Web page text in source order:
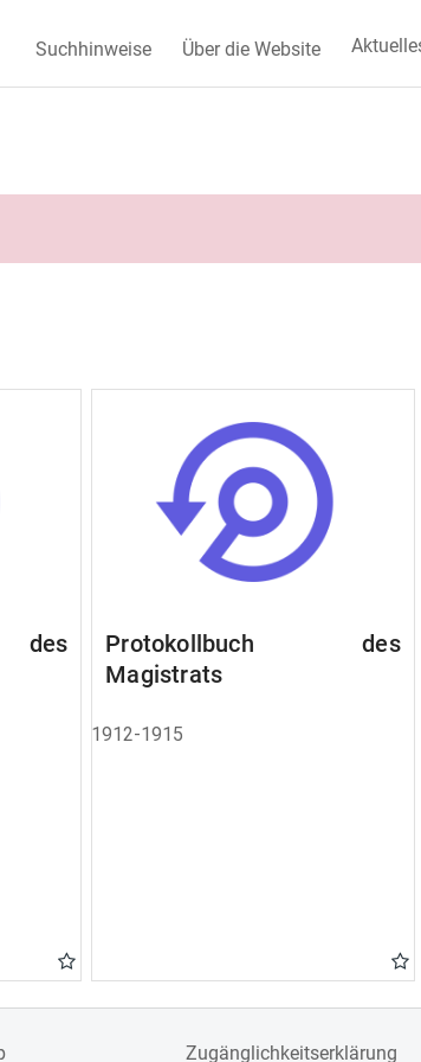
Suchhinweise Über die Website
des
Protokollbuch des
Magistrats
1912-1915
Zugänglichkeitserklärung